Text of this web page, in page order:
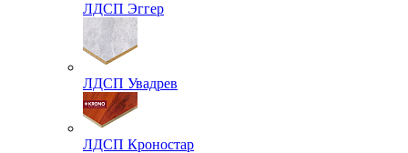
ЛДСП Эггер
ЛДСП Увадрев
ЛДСП Кроностар